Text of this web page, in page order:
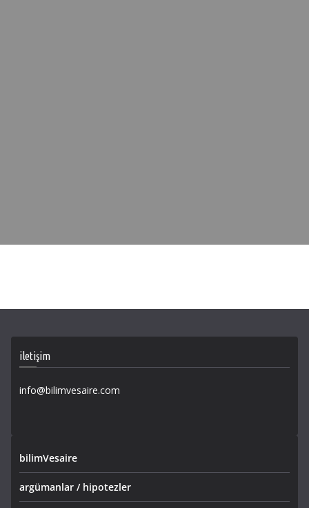
iletişim
info@bilimvesaire.com
bilimVesaire
argümanlar / hipotezler